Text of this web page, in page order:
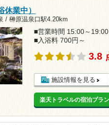
業中）
/ 榊原温泉口駅4.20km
■営業時間 15:00～19:00
■入浴料 700円～
3.8
施設情報を見る
楽天トラベルの宿泊プラ